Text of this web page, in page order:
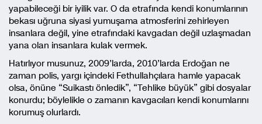
yapabileceği bir iyilik var. O da etrafında kendi konumlarının
bekası uğruna siyasi yumuşama atmosferini zehirleyen
insanlara değil, yine etrafındaki kavgadan değil uzlaşmadan
yana olan insanlara kulak vermek.
Hatırlıyor musunuz, 2009’larda, 2010’larda Erdoğan ne
zaman polis, yargı içindeki Fethullahçılara hamle yapacak
olsa, önüne “Suikastı önledik”, “Tehlike büyük” gibi dosyalar
konurdu; böylelikle o zamanın kavgacıları kendi konumlarını
korumuş olurlardı.